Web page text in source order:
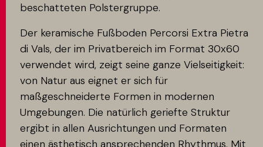
beschatteten Polstergruppe.
Der keramische Fußboden Percorsi Extra Pietra
di Vals, der im Privatbereich im Format 30x60
verwendet wird, zeigt seine ganze Vielseitigkeit:
von Natur aus eignet er sich für
maßgeschneiderte Formen in modernen
Umgebungen. Die natürlich geriefte Struktur
ergibt in allen Ausrichtungen und Formaten
einen ästhetisch ansprechenden Rhythmus. Mit